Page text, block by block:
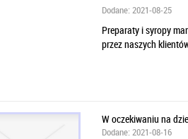
Dodane: 2021-08-25
Preparaty i syropy
przez naszych
W oczekiwaniu na
Dodane: 2021-08-16